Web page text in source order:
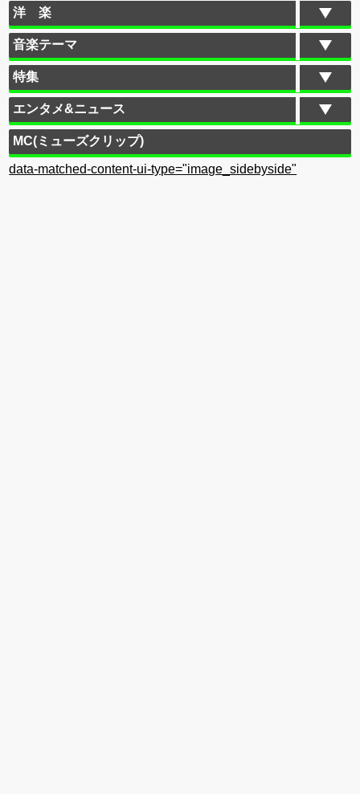
洋 楽
音楽テーマ
特集
エンタメ&ニュース
MC(ミューズクリップ)
data-matched-content-ui-type="image_sidebyside"